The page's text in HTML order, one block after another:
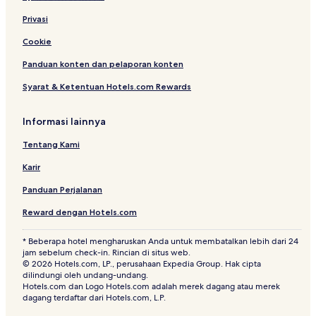
Privasi
Cookie
Panduan konten dan pelaporan konten
Syarat & Ketentuan Hotels.com Rewards
Informasi lainnya
Tentang Kami
Karir
Panduan Perjalanan
Reward dengan Hotels.com
* Beberapa hotel mengharuskan Anda untuk membatalkan lebih dari 24
jam sebelum check-in. Rincian di situs web.
© 2026 Hotels.com, LP., perusahaan Expedia Group. Hak cipta
dilindungi oleh undang-undang.
Hotels.com dan Logo Hotels.com adalah merek dagang atau merek
dagang terdaftar dari Hotels.com, L.P.